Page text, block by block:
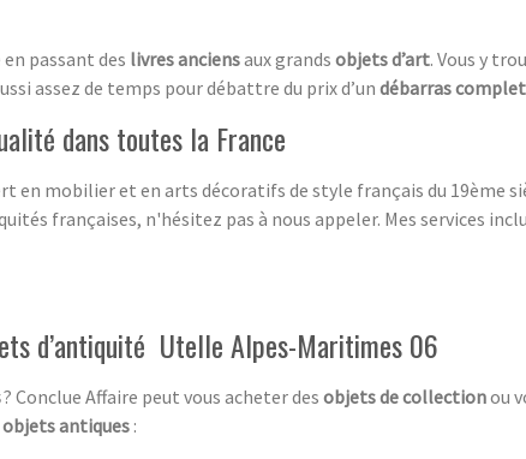
passant des livres anciensaux grands objets d’art. Vous y
assez de temps pour débattre du prix d’un débarras complet
dans toutes la France
en mobilier et en arts décoratifs de style français du 19ème
françaises, n'hésitez pas à nous appeler. Mes services
d’antiquité Utelle Alpes-Maritimes 06
? Conclue Affaire peut vous acheter des objets de collectionou
antiques: